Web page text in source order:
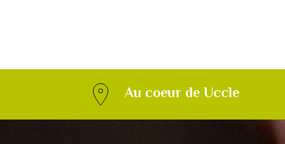
Au coeur de Uccle